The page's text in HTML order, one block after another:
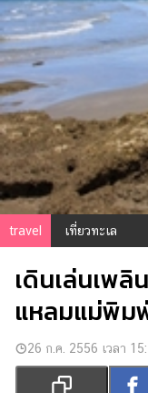
ตรวจ
หวย
ผล
บอล
สด
การ
เงิน
การ
ศึกษา
บันเทิง
รูปภาพ
ดู
หนัง
travel เที่ยวทะเล
เดินเล่นเพลิ
แหลมแม่พิม
26 ก.ค. 2556 เวลา